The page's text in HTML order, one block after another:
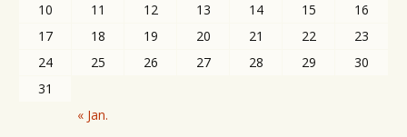
10
11 12 13 14 15
16
17
18 19 20 21 22
23
24
25 26 27 28 29
30
31
« Jan.